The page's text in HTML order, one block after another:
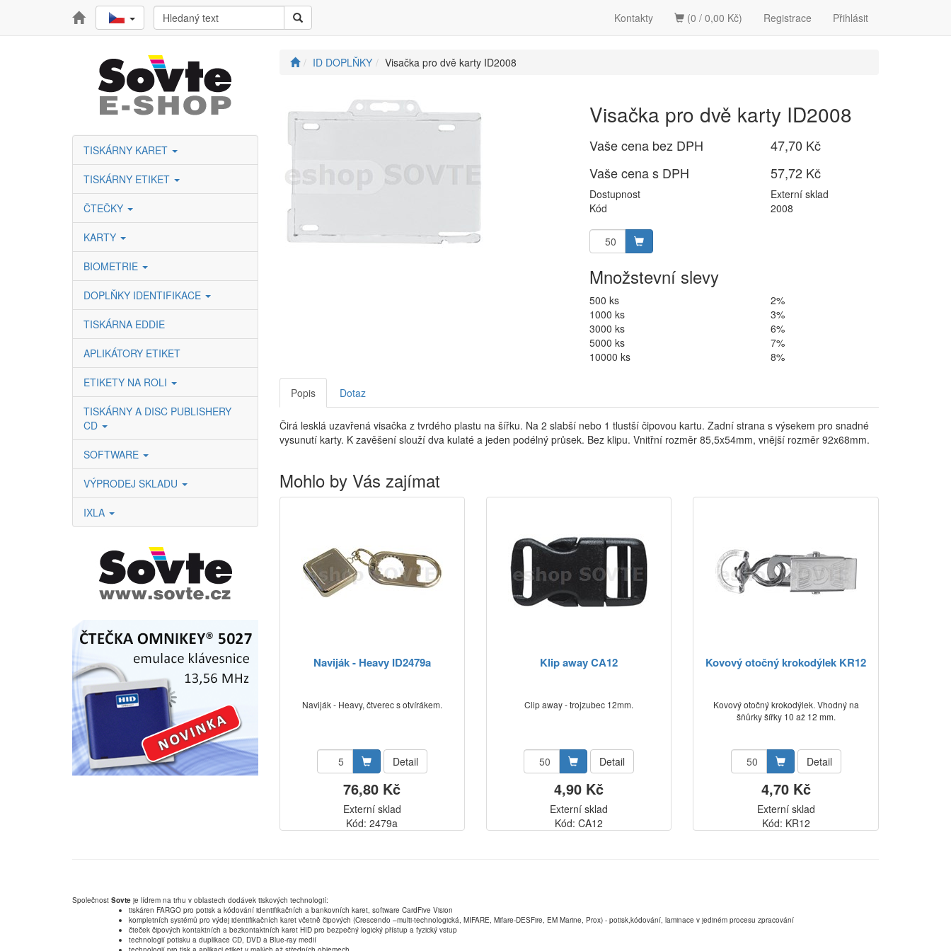
Registrace Přihlásit
Kontakty (0 / 0,00 Kč)
TISKÁRNY KARET
TISKÁRNY ETIKET
ČTEČKY
KARTY
BIOMETRIE
DOPLŇKY IDENTIFIKACE
TISKÁRNA EDDIE
APLIKÁTORY ETIKET
ETIKETY NA ROLI
TISKÁRNY A DISC PUBLISHERY
CD
SOFTWARE
VÝPRODEJ SKLADU
IXLA
ID DOPLŇKY Visačka pro dvě karty ID2008
Visačka pro dvě karty ID2008
Vaše cena bez DPH
47,70 Kč
Vaše cena s DPH
57,72 Kč
Dostupnost
Externí sklad
Kód
2008
Množstevní slevy
500 ks
2%
1000 ks
3%
3000 ks
6%
5000 ks
7%
10000 ks
8%
Popis Dotaz
Čirá lesklá uzavřená visačka z tvrdého plastu na šířku. Na 2 slabší nebo 1 tlustší čipovou kartu. Zadní strana s výsekem pro snadné
vysunutí karty. K zavěšení slouží dva kulaté a jeden podélný průsek. Bez klipu. Vnitřní rozměr 85,5x54mm, vnější rozměr 92x68mm.
Mohlo by Vás zajímat
Naviják - Heavy ID2479a
Naviják - Heavy, čtverec s otvírákem.
Detail
76,80 Kč
Externí sklad
Kód: 2479a
Klip away CA12
Clip away - trojzubec 12mm.
Detail
4,90 Kč
Externí sklad
Kód: CA12
Kovový otočný krokodýlek KR12
Kovový otočný krokodýlek. Vhodný na
šňůrky šířky 10 až 12 mm.
Detail
4,70 Kč
Externí sklad
Kód: KR12
Společnost Sovte je lídrem na trhu v oblastech dodávek tiskových technologií:
tiskáren FARGO pro potisk a kódování identifikačních a bankovních karet, software CardFive Vision
kompletních systémů pro výdej identifikačních karet včetně čipových (Crescendo –multi-technologická, MIFARE, Mifare-DESFire, EM Marine, Prox) - potisk,kódování, laminace v jediném procesu zpracování
čteček čipových kontaktních a bezkontaktních karet HID pro bezpečný logický přístup a fyzický vstup
technologií potisku a duplikace CD, DVD a Blue-ray medií